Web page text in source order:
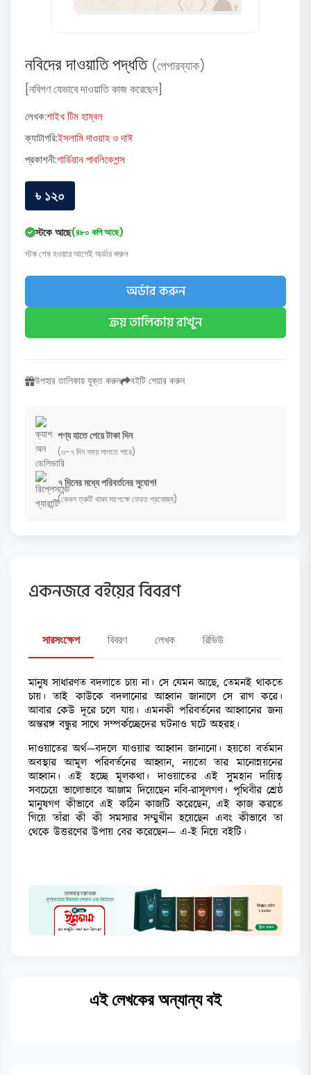
নবিদের দাওয়াতি পদ্ধতি (পেপারব্যাক)
[নবিগণ যেভাবে দাওয়াতি কাজ করেছেন]
লেখক:শাইখ টিম হাম্বল
ক্যাটাগরি:ইসলামি দাওয়াহ ও দাঈ
প্রকাশনী:গার্ডিয়ান পাবলিকেশন্স
৳ ১২০
স্টকে আছে(৪৮০ কপি আছে)
স্টক শেষ হওয়ার আগেই অর্ডার করুন
অর্ডার করুন
ক্রয় তালিকায় রাখুন
উপহার তালিকায় যুক্ত করুন বইটি শেয়ার করুন
পণ্য হাতে পেয়ে টাকা দিন
(৩-৭ দিন সময় লাগতে পারে)
৭ দিনের মধ্যে পরিবর্তনের সুযোগ!
(কেবল ত্রুটি থাকা সাপেক্ষে ফেরত প্রযোজ্য)
একনজরে বইয়ের বিবরণ
সারসংক্ষেপ বিবরণ লেখক রিভিউ
মানুষ সাধারণত বদলাতে চায় না। সে যেমন আছে, তেমনই থাকতে
চায়। তাই কাউকে বদলানোর আহ্বান জানালে সে রাগ করে।
আবার কেউ দূরে চলে যায়। এমনকী পরিবর্তনের আহ্বানের জন্য
অন্তরঙ্গ বন্ধুর সাথে সম্পর্কচ্ছেদের ঘটনাও ঘটে অহরহ।
দাওয়াতের অর্থ—বদলে যাওয়ার আহ্বান জানানো। হয়তো বর্তমান
অবস্থার আমূল পরিবর্তনের আহ্বান, নয়তো তার মানোন্নয়নের
আহ্বান। এই হচ্ছে মূলকথা। দাওয়াতের এই সুমহান দায়িত্ব
সবচেয়ে ভালোভাবে আঞ্জাম দিয়েছেন নবি-রাসূলগণ। পৃথিবীর শ্রেষ্ঠ
মানুষগণ কীভাবে এই কঠিন কাজটি করেছেন, এই কাজ করতে
গিয়ে তাঁরা কী কী সমস্যার সম্মুখীন হয়েছেন এবং কীভাবে তা
থেকে উত্তরণের উপায় বের করেছেন— এ-ই নিয়ে বইটি।
এই লেখকের অন্যান্য বই